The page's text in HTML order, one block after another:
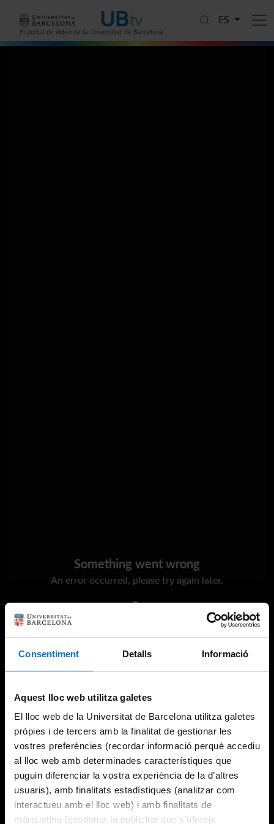
Consentiment Detalls Informació
Aquest lloc web utilitza galetes
El lloc web de la Universitat de Barcelona utilitza galetes
pròpies i de tercers amb la finalitat de gestionar les
vostres preferències (recordar informació perquè accediu
al lloc web amb determinades característiques que
puguin diferenciar la vostra experiència de la d’altres
usuaris), amb finalitats estadístiques (analitzar com
interactueu amb el lloc web) i amb finalitats de
màrqueting (gestionar la publicitat que s’ofereix
El portal de vídeo de la Universitat de Barcelona
ES
Something went wrong
An error occurred, please try again later.
Try again